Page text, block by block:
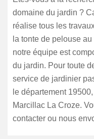
domaine du jardin ?
réalise tous les
la tonte de pelouse
notre équipe est
du jardin. Pour toute
service de jardinier
le département
Marcillac La Croze.
contacter ou nous